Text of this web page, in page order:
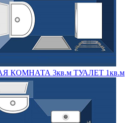
КОМНАТА 3кв.м ТУАЛЕТ 1кв.м